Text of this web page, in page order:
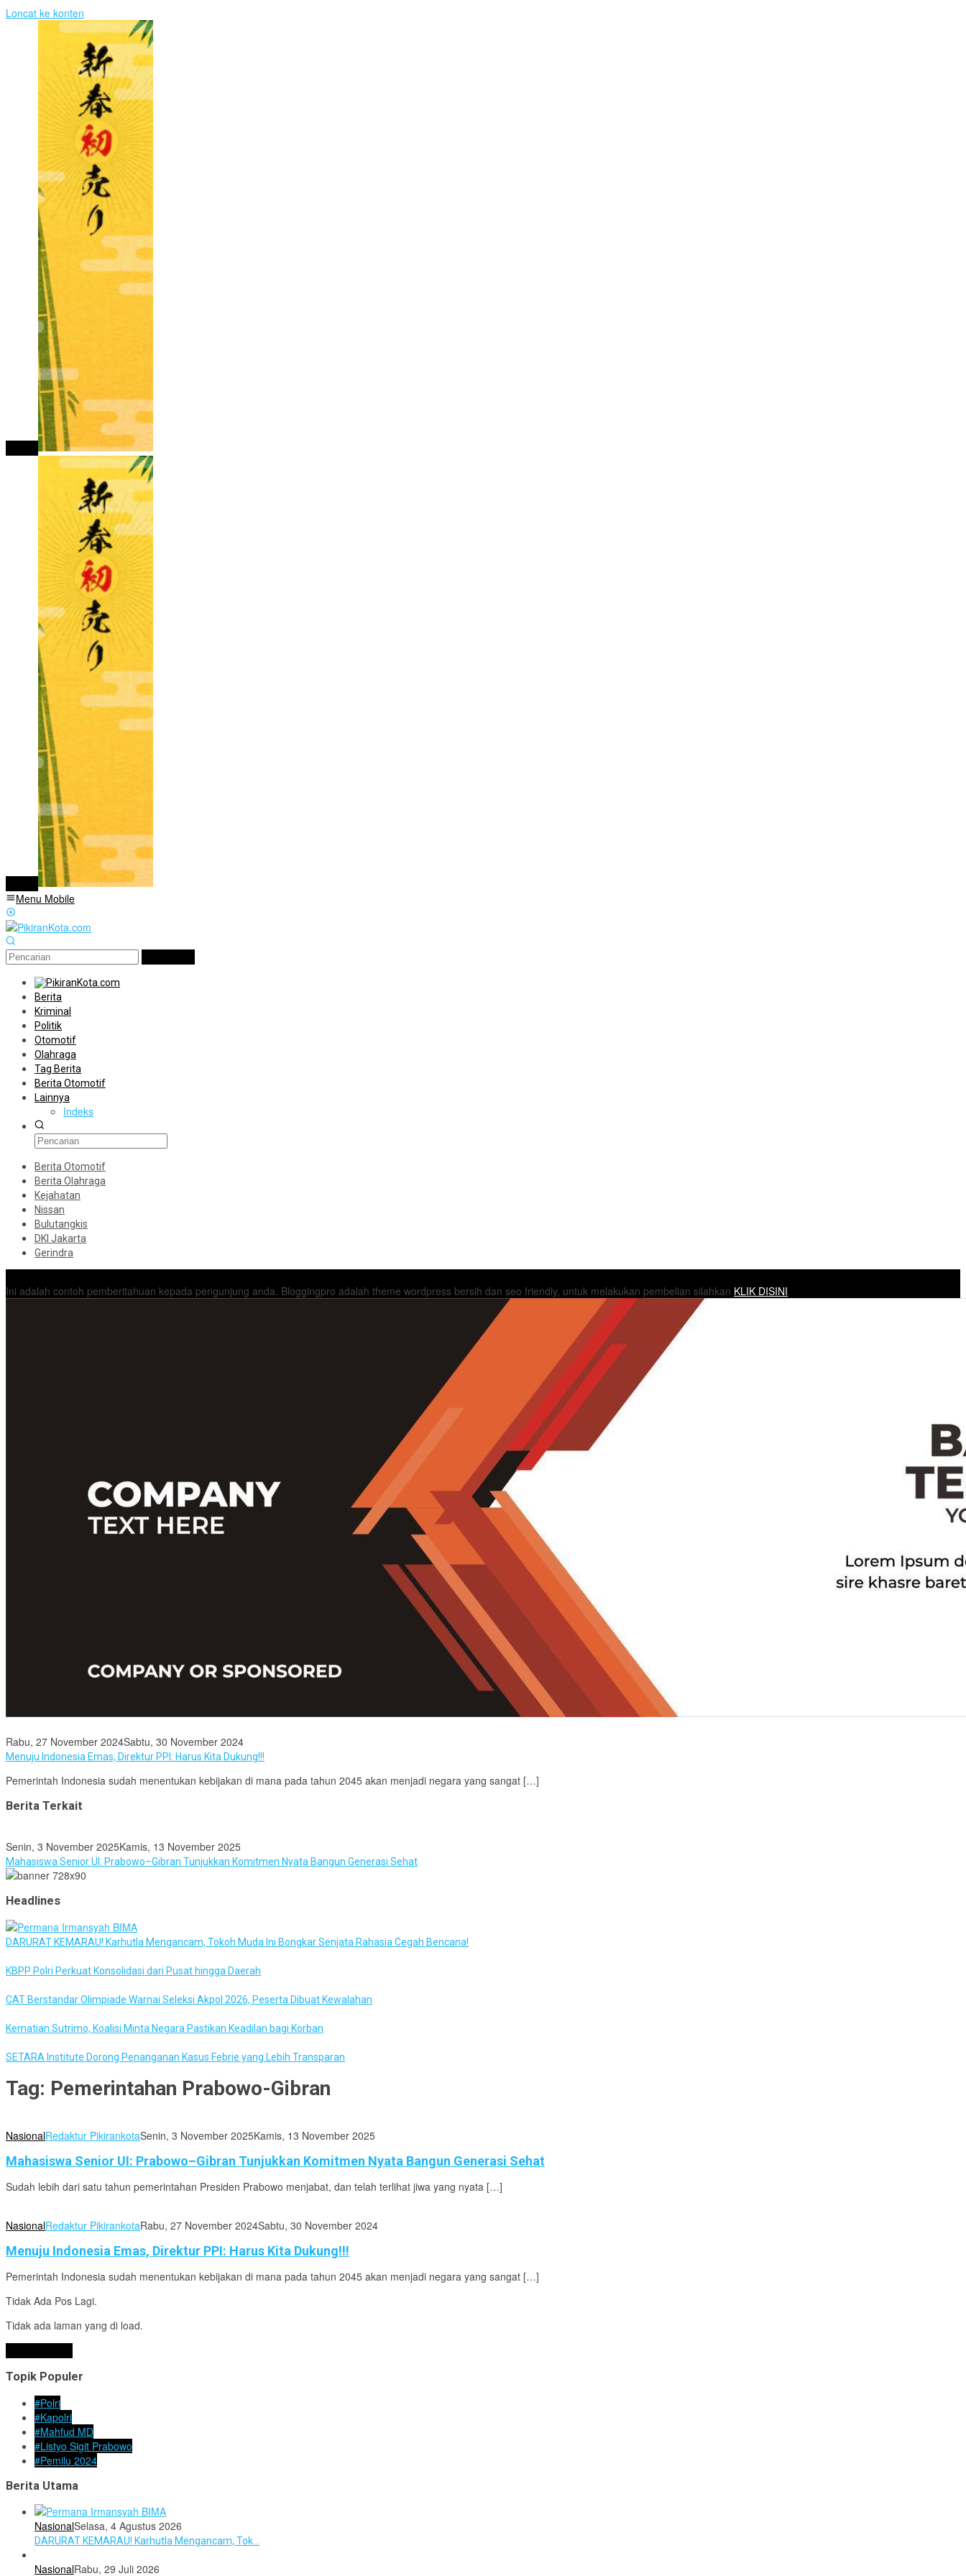
Loncat ke konten
Menu Mobile
Berita
Kriminal
Politik
Otomotif
Olahraga
Tag Berita
Berita Otomotif
Lainnya
Indeks
Berita Otomotif
Berita Olahraga
Kejahatan
Nissan
Bulutangkis
DKI Jakarta
Gerindra
Ini adalah contoh pemberitahuan kepada pengunjung anda. Bloggingpro adalah theme wordpress bersih dan seo friendly, untuk melakukan pembelian silahkan KLIK DISINI.
Rabu, 27 November 2024Sabtu, 30 November 2024
Menuju Indonesia Emas, Direktur PPI: Harus Kita Dukung!!!
Pemerintah Indonesia sudah menentukan kebijakan di mana pada tahun 2045 akan menjadi negara yang sangat […]
Berita Terkait
Senin, 3 November 2025Kamis, 13 November 2025
Mahasiswa Senior UI: Prabowo–Gibran Tunjukkan Komitmen Nyata Bangun Generasi Sehat
Headlines
DARURAT KEMARAU! Karhutla Mengancam, Tokoh Muda Ini Bongkar Senjata Rahasia Cegah Bencana!
KBPP Polri Perkuat Konsolidasi dari Pusat hingga Daerah
CAT Berstandar Olimpiade Warnai Seleksi Akpol 2026, Peserta Dibuat Kewalahan
Kematian Sutrimo, Koalisi Minta Negara Pastikan Keadilan bagi Korban
SETARA Institute Dorong Penanganan Kasus Febrie yang Lebih Transparan
Tag: Pemerintahan Prabowo-Gibran
NasionalRedaktur PikirankotaSenin, 3 November 2025Kamis, 13 November 2025
Mahasiswa Senior UI: Prabowo–Gibran Tunjukkan Komitmen Nyata Bangun Generasi Sehat
Sudah lebih dari satu tahun pemerintahan Presiden Prabowo menjabat, dan telah terlihat jiwa yang nyata […]
NasionalRedaktur PikirankotaRabu, 27 November 2024Sabtu, 30 November 2024
Menuju Indonesia Emas, Direktur PPI: Harus Kita Dukung!!!
Pemerintah Indonesia sudah menentukan kebijakan di mana pada tahun 2045 akan menjadi negara yang sangat […]
Tidak Ada Pos Lagi.
Tidak ada laman yang di load.
Topik Populer
#Polri
#Kapolri
#Mahfud MD
#Listyo Sigit Prabowo
#Pemilu 2024
Berita Utama
NasionalSelasa, 4 Agustus 2026
DARURAT KEMARAU! Karhutla Mengancam, Tok…
NasionalRabu, 29 Juli 2026